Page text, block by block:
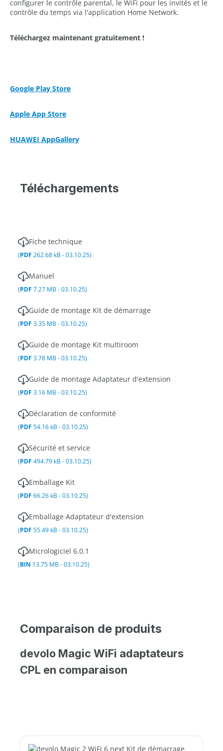
configurer le contrôle parental, le WiFi pour les invités et le
contrôle du temps via l'application Home Network.
Téléchargez maintenant gratuitement !
Google Play Store
Apple App Store
HUAWEI AppGallery
Téléchargements
Fiche technique
(PDF 262.68 kB - 03.10.25)
Manuel
(PDF 7.27 MB - 03.10.25)
Guide de montage Kit de démarrage
(PDF 3.35 MB - 03.10.25)
Guide de montage Kit multiroom
(PDF 3.78 MB - 03.10.25)
Guide de montage Adaptateur d'extension
(PDF 3.16 MB - 03.10.25)
Déclaration de conformité
(PDF 54.16 kB - 03.10.25)
Sécurité et service
(PDF 494.79 kB - 03.10.25)
Emballage Kit
(PDF 66.26 kB - 03.10.25)
Emballage Adaptateur d'extension
(PDF 55.49 kB - 03.10.25)
Micrologiciel 6.0.1
(BIN 13.75 MB - 03.10.25)
Comparaison de produits
devolo Magic WiFi adaptateurs
CPL en comparaison